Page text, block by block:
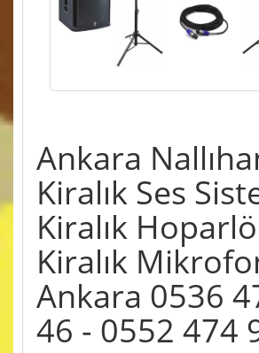
Ankara
Kiralık Ses
Kiralık
Kiralık
Ankara 0536
46 - 0552 474